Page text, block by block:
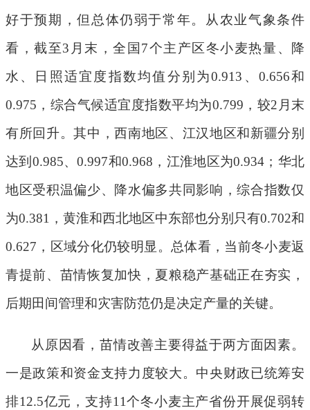
好于预期，但总体仍弱于常年。从农业气象条件
看，截至3 月末，全国 7个主产区冬小麦热量、降
水、日照适宜度指数均值分别为0.913 、 0.656和
0.975 ，综合气候适宜度指数平均为0.799 ，较2 月末
有所回升。其中，西南地区、江汉地区和新疆分别
达到 0.985、0.997和0.968 ，江淮地区为0.934 ；华北
地区受积温偏少、降水偏多共同影响，综合指数仅
为0.381 ，黄淮和西北地区中东部也分别只有0.702和
0.627 ，区域分化仍较明显。总体看，当前冬小麦返
青提前、苗情恢复加快，夏粮稳产基础正在夯实，
后期田间管理和灾害防范仍是决定产量的关键。
从原因看，苗情改善主要得益于两方面因素。
一是政策和资金支持力度较大。中央财政已统筹安
排12.5亿元，支持11个冬小麦主产省份开展促弱转